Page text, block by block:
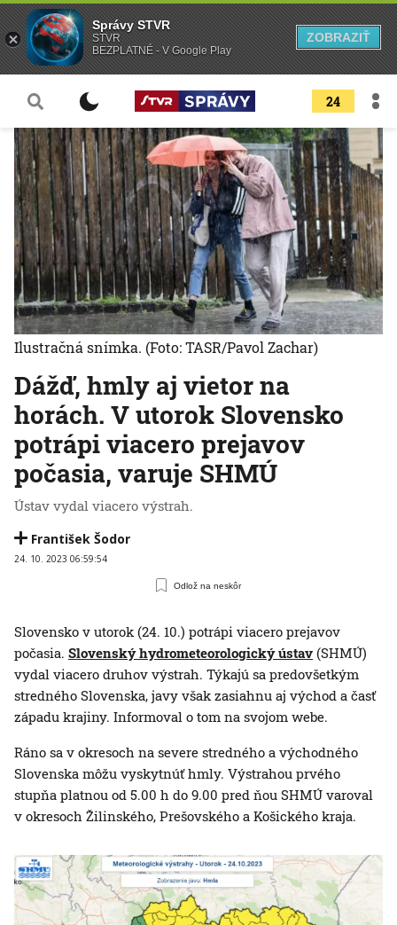
24
Dážď, hmly aj vietor na
horách. V utorok Slovensko
potrápi viacero prejavov
počasia, varuje SHMÚ
Ústav vydal viacero výstrah.
František Šodor
24. 10. 2023 06:59:54
Odlož na neskôr
Ilustračná snímka. (Foto: TASR/Pavol Zachar)
Slovensko v utorok (24. 10.) potrápi viacero prejavov
počasia. Slovenský hydrometeorologický ústav (SHMÚ)
vydal viacero druhov výstrah. Týkajú sa predovšetkým
stredného Slovenska, javy však zasiahnu aj východ a časť
západu krajiny. Informoval o tom na svojom webe.
Ráno sa v okresoch na severe stredného a východného
Slovenska môžu vyskytnúť hmly. Výstrahou prvého
stupňa platnou od 5.00 h do 9.00 pred ňou SHMÚ varoval
v okresoch Žilinského, Prešovského a Košického kraja.
Správy STVR
STVR
BEZPLATNÉ - V Google Play
ZOBRAZIŤ